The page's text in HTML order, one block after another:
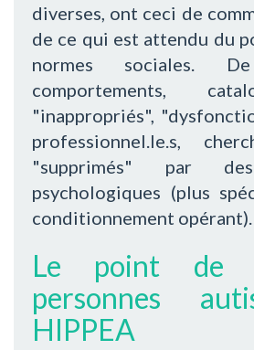
diverses, ont ceci de
de ce qui est attendu du
normes sociales.
comportements,
"inappropriés",
professionnel.le.s,
"supprimés" par
psychologiques (plus
conditionnement opérant).
Le point de
personnes
HIPPEA